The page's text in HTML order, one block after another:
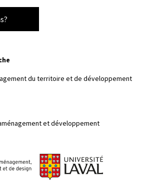
du territoire et de développement
et développement